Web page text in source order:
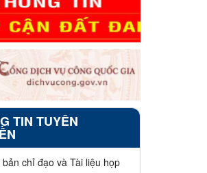
TIN TUYÊN
bản chỉ đạo và Tài liệu họp